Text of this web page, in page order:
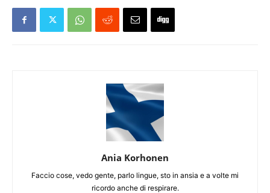
Ania Korhonen
Faccio cose, vedo gente, parlo lingue, sto in ansia e a volte mi
ricordo anche di respirare.